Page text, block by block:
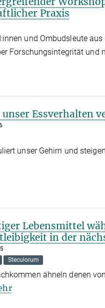
Praxis
und Ombudsleute
Forschungsintegrität und
unser Essverhalten
unser Gehirn und
Lebensmittel
in der
Steculorum
ähneln denen